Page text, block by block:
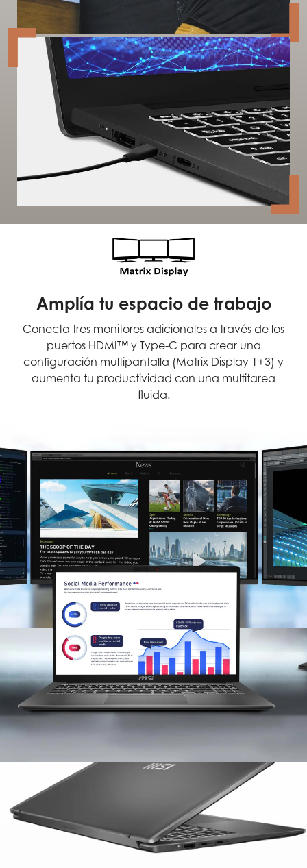
Amplía tu espacio de trabajo
Conecta tres monitores adicionales a través de los
puertos HDMI™ y Type-C para crear una
configuración multipantalla (Matrix Display 1+3) y
aumenta tu productividad con una multitarea
fluida.